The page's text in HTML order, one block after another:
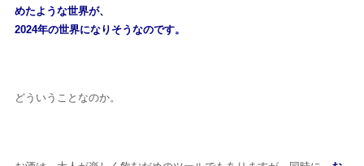
めたような世界が、
2024年の世界になりそうなのです。
どういうことなのか。